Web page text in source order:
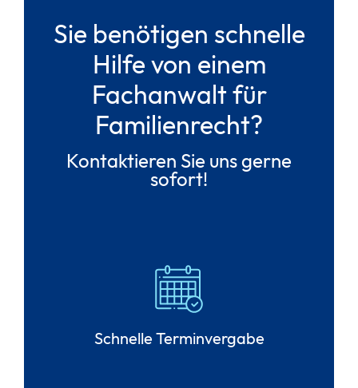
Sie benötigen schnelle
Hilfe von einem
Fachanwalt für
Familienrecht?
Kontaktieren Sie uns gerne
sofort!
Schnelle Terminvergabe